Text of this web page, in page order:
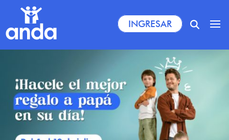
Empresas
Comercios
INGRESAR